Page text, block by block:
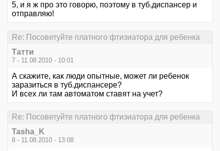
5, и я ж про это говорю, поэтому в туб.диспансер и
отправляю!
Re: Посоветуйте платного фтизиатора для ребенка
Татти
7 - 11.08.2010 - 10:01
А скажите, как люди опытные, может ли ребенок
заразиться в туб.диспансере?
И всех ли там автоматом ставят на учет?
Re: Посоветуйте платного фтизиатора для ребенка
Tasha_K
8 - 11.08.2010 - 13:08